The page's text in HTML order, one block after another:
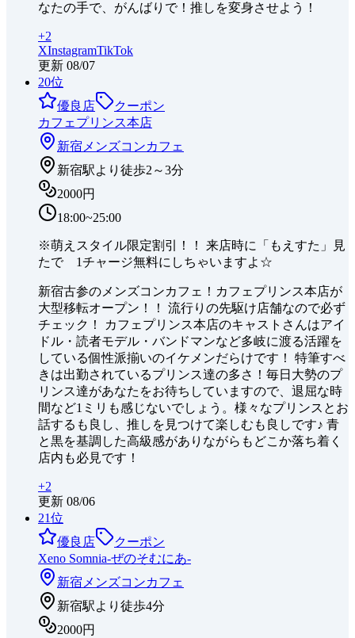
なたの手で、がんばりで！推しを変身させよう！
+2
XInstagramTikTok
更新 08/07
20位
優良店
クーポン
カフェプリンス本店
新宿 メンズコンカフェ
新宿駅より徒歩2～3分
2000円
18:00~25:00
※萌えスタイル限定割引！！ 来店時に「もえすた」見
たで 1チャージ無料にしちゃいますよ☆
新宿古参のメンズコンカフェ！カフェプリンス本店が
大型移転オープン！！ 流行りの先駆け店舗なので必ず
チェック！ カフェプリンス本店のキャストさんはアイ
ドル・読者モデル・バンドマンなど多岐に渡る活躍を
している個性派揃いのイケメンだらけです！ 特筆すべ
きは出勤されているプリンス達の多さ！毎日大勢のプ
リンス達があなたをお待ちしていますので、退屈な時
間など1ミリも感じないでしょう。様々なプリンスとお
話するも良し、推しを見つけて楽しむも良しです♪ 青
と黒を基調した高級感がありながらもどこか落ち着く
店内も必見です！
+2
更新 08/06
21位
優良店
クーポン
Xeno Somnia-ぜのそむにあ-
新宿 メンズコンカフェ
新宿駅より徒歩4分
2000円